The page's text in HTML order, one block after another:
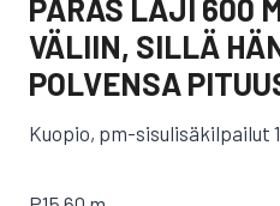
PARAS LAJI 600
VÄLIIN, SILLÄ
POLVENSA
Kuopio, pm-sisulisäkilpailut